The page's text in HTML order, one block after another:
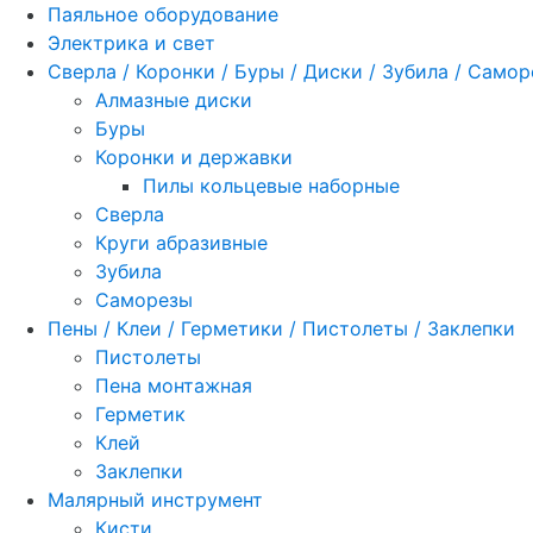
Паяльное оборудование
Электрика и свет
Сверла / Коронки / Буры / Диски / Зубила /
Алмазные диски
Буры
Коронки и державки
Пилы кольцевые наборные
Сверла
Круги абразивные
Зубила
Саморезы
Пены / Клеи / Герметики / Пистолеты / Заклепки
Пистолеты
Пена монтажная
Герметик
Клей
Заклепки
Малярный инструмент
Кисти